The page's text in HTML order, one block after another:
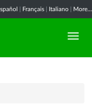
Français Italiano More...